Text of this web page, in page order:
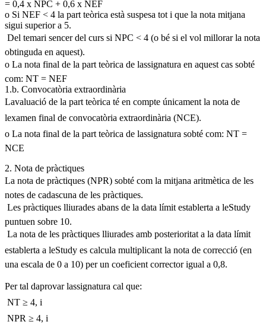
= 0,4 x NPC + 0,6 x NEF
o Si NEF < 4 la part teòrica està suspesa tot i que la nota mitjana
sigui superior a 5.
 Del temari sencer del curs si NPC < 4 (o bé si el vol millorar la nota
obtinguda en aquest).
o La nota final de la part teòrica de lassignatura en aquest cas sobté
com: NT = NEF
1.b. Convocatòria extraordinària
Lavaluació de la part teòrica té en compte únicament la nota de
lexamen final de convocatòria extraordinària (NCE).
o La nota final de la part teòrica de lassignatura sobté com: NT =
NCE
2. Nota de pràctiques
La nota de pràctiques (NPR) sobté com la mitjana aritmètica de les
notes de cadascuna de les pràctiques.
 Les pràctiques lliurades abans de la data límit establerta a leStudy
puntuen sobre 10.
 La nota de les pràctiques lliurades amb posterioritat a la data límit
establerta a leStudy es calcula multiplicant la nota de correcció (en
una escala de 0 a 10) per un coeficient corrector igual a 0,8.
Per tal daprovar lassignatura cal que:
 NT ≥ 4, i
 NPR ≥ 4, i